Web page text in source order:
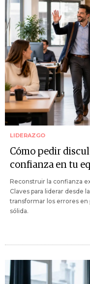
LIDERAZGO
Cómo pedir
confianza en tu
Reconstruir la confianza
Claves para liderar desde
transformar los errores en
sólida.